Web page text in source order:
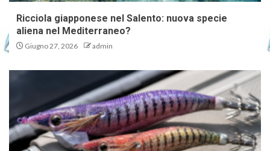
Ricciola giapponese nel Salento: nuova specie
aliena nel Mediterraneo?
Giugno 27, 2026 admin